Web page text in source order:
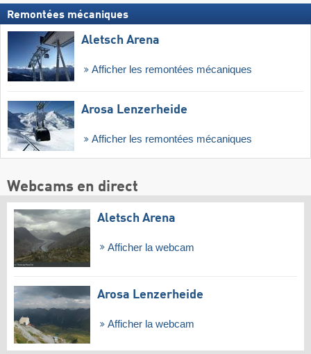
Remontées mécaniques
Aletsch Arena
Afficher les remontées mécaniques
Arosa Lenzerheide
Afficher les remontées mécaniques
Webcams en direct
Aletsch Arena
Afficher la webcam
Arosa Lenzerheide
Afficher la webcam